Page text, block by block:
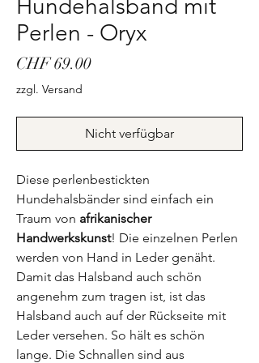
Hundehalsband mit
Perlen - Oryx
CHF 69.00Preis
zzgl. Versand
Nicht verfügbar
Diese perlenbestickten
Hundehalsbänder sind einfach ein
Traum von afrikanischer
Handwerkskunst! Die einzelnen Perlen
werden von Hand in Leder genäht.
Damit das Halsband auch schön
angenehm zum tragen ist, ist das
Halsband auch auf der Rückseite mit
Leder versehen. So hält es schön
lange. Die Schnallen sind aus